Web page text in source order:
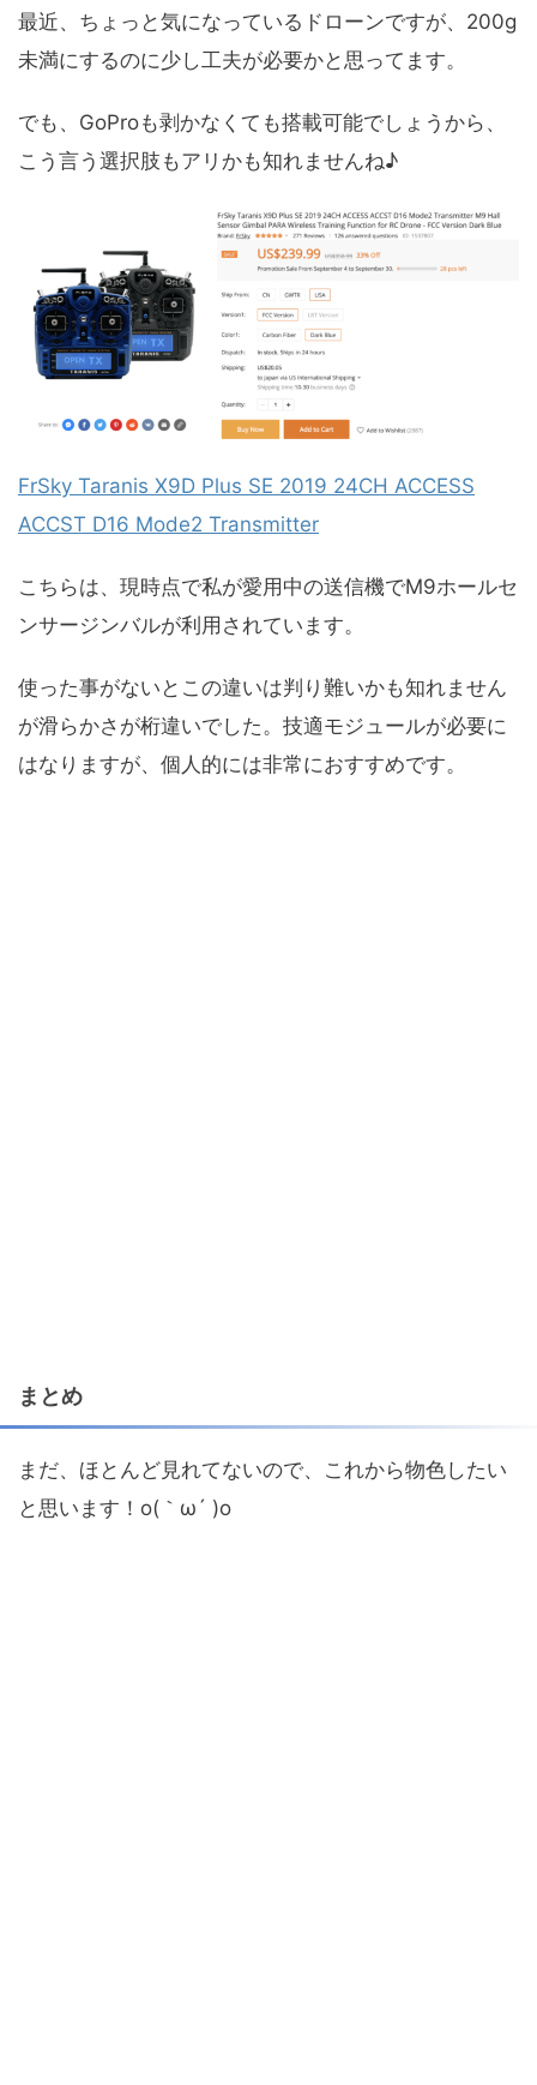
最近、ちょっと気になっているドローンですが、200g
未満にするのに少し工夫が必要かと思ってます。
でも、GoProも剥かなくても搭載可能でしょうから、
こう言う選択肢もアリかも知れませんね♪
FrSky Taranis X9D Plus SE 2019 24CH ACCESS
ACCST D16 Mode2 Transmitter
こちらは、現時点で私が愛用中の送信機でM9ホールセ
ンサージンバルが利用されています。
使った事がないとこの違いは判り難いかも知れません
が滑らかさが桁違いでした。技適モジュールが必要に
はなりますが、個人的には非常におすすめです。
まとめ
まだ、ほとんど見れてないので、これから物色したい
と思います！o(｀ω´ )o